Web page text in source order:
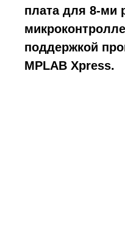
плата для 8-ми
поддержкой
MPLAB Xpress.